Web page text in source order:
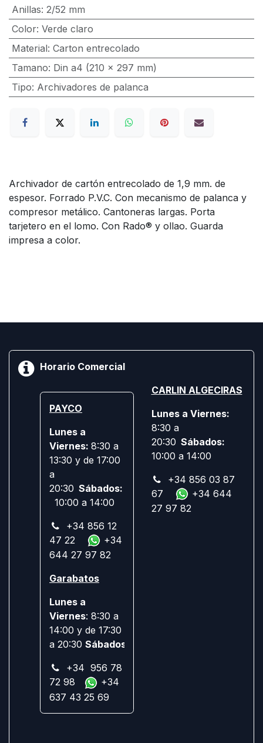
Anillas: 2/52 mm
Color: Verde claro
Material: Carton entrecolado
Tamano: Din a4 (210 x 297 mm)
Tipo: Archivadores de palanca
Archivador de cartón entrecolado de 1,9 mm. de
espesor. Forrado P.V.C. Con mecanismo de palanca y
compresor metálico. Cantoneras largas. Porta
tarjetero en el lomo. Con Rado® y ollao. Guarda
impresa a color.
Horario Comercial
PAYCO
Lunes a
Viernes: 8:30 a
13:30 y de 17:00
a
20:30 Sábados:
10:00 a 14:00
+34 856 12
47 22
+34
644 27 97 82
Garabatos
Lunes a
Viernes: 8:30 a
14:00 y de 17:30
a 20:30 Sábados:
+34 956 78
72 98
+34
637 43 25 69
CARLIN ALGECIRAS
Lunes a Viernes:
8:30 a
20:30 Sábados:
10:00 a 14:00
+34 856 03 87
67
+34 644
27 97 82